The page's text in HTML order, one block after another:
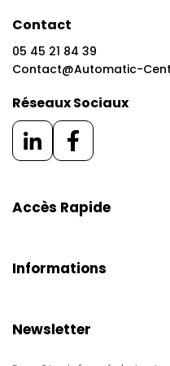
Contact
05 45 21 84 39
Contact@automatic-
Réseaux Sociaux
Accès Rapide
Informations
Newsletter